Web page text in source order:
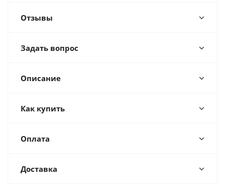
Отзывы
Задать вопрос
Описание
Как купить
Оплата
Доставка